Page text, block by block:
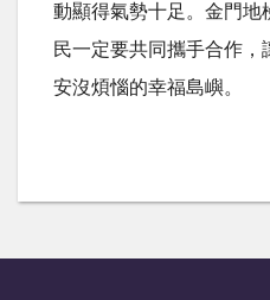
動顯得氣勢十足。金門地
民一定要共同攜手合作
安沒煩惱的幸福島嶼。